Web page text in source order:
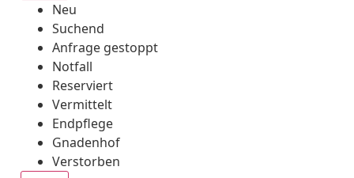
Neu
Suchend
Anfrage gestoppt
Notfall
Reserviert
Vermittelt
Endpflege
Gnadenhof
Verstorben